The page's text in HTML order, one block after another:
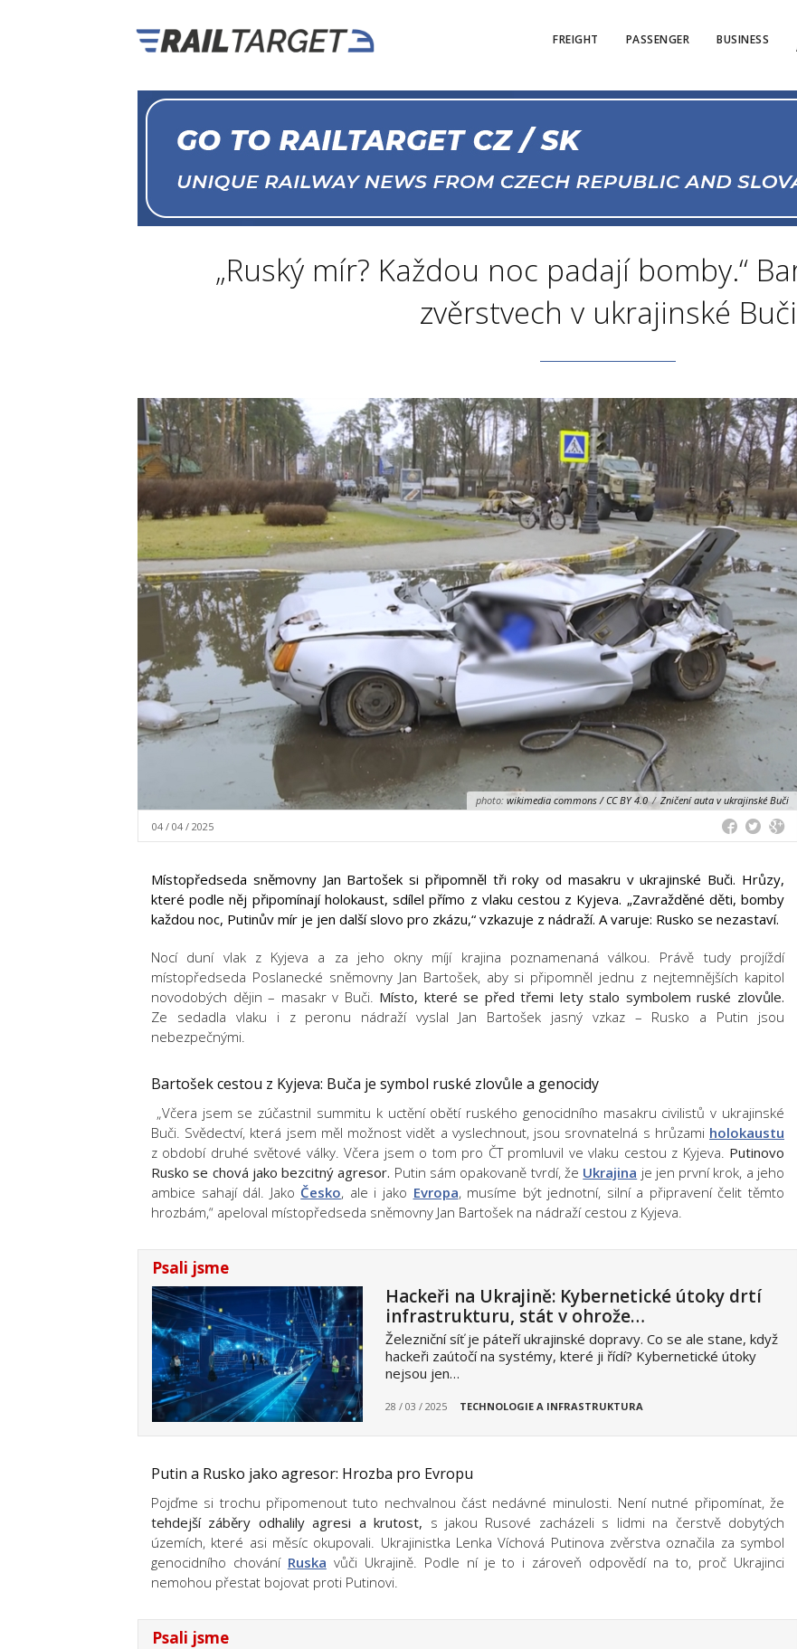
FREIGHT PASSENGER BUSINESS
„Ruský mír? Každou noc padají bomby.“
zvěrstvech v ukrajinské Buči
photo: wikimedia commons / CC BY 4.0 / Zničení auta v ukrajinské Buči
04 / 04 / 2025
Místopředseda sněmovny Jan Bartošek si připomněl tři roky od masakru v ukrajinské Buči. Hrůzy,
které podle něj připomínají holokaust, sdílel přímo z vlaku cestou z Kyjeva. „Zavražděné děti, bomby
každou noc, Putinův mír je jen další slovo pro zkázu,“ vzkazuje z nádraží. A varuje: Rusko se nezastaví.
Nocí duní vlak z Kyjeva a za jeho okny míjí krajina poznamenaná válkou. Právě tudy projíždí
místopředseda Poslanecké sněmovny Jan Bartošek, aby si připomněl jednu z nejtemnějších kapitol
novodobých dějin – masakr v Buči. Místo, které se před třemi lety stalo symbolem ruské zlovůle.
Ze sedadla vlaku i z peronu nádraží vyslal Jan Bartošek jasný vzkaz – Rusko a Putin jsou
nebezpečnými.
Bartošek cestou z Kyjeva: Buča je symbol ruské zlovůle a genocidy
„Včera jsem se zúčastnil summitu k uctění obětí ruského genocidního masakru civilistů v ukrajinské
Buči. Svědectví, která jsem měl možnost vidět a vyslechnout, jsou srovnatelná s hrůzami holokaustu
z období druhé světové války. Včera jsem o tom pro ČT promluvil ve vlaku cestou z Kyjeva. Putinovo
Rusko se chová jako bezcitný agresor. Putin sám opakovaně tvrdí, že Ukrajina je jen první krok, a jeho
ambice sahají dál. Jako Česko, ale i jako Evropa, musíme být jednotní, silní a připravení čelit těmto
hrozbám,“ apeloval místopředseda sněmovny Jan Bartošek na nádraží cestou z Kyjeva.
Psali jsme
Hackeři na Ukrajině: Kybernetické útoky drtí
infrastrukturu, stát v ohrože…
Železniční síť je páteří ukrajinské dopravy. Co se ale stane, když
hackeři zaútočí na systémy, které ji řídí? Kybernetické útoky
nejsou jen…
28 / 03 / 2025 TECHNOLOGIE A INFRASTRUKTURA
Putin a Rusko jako agresor: Hrozba pro Evropu
Pojďme si trochu připomenout tuto nechvalnou část nedávné minulosti. Není nutné připomínat, že
tehdejší záběry odhalily agresi a krutost, s jakou Rusové zacházeli s lidmi na čerstvě dobytých
územích, které asi měsíc okupovali. Ukrajinistka Lenka Víchová Putinova zvěrstva označila za symbol
genocidního chování Ruska vůči Ukrajině. Podle ní je to i zároveň odpovědí na to, proč Ukrajinci
nemohou přestat bojovat proti Putinovi.
Psali jsme